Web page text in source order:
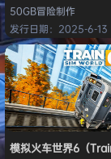
50GB冒险制作
发行日期：2025-6-13
模拟火车世界6（